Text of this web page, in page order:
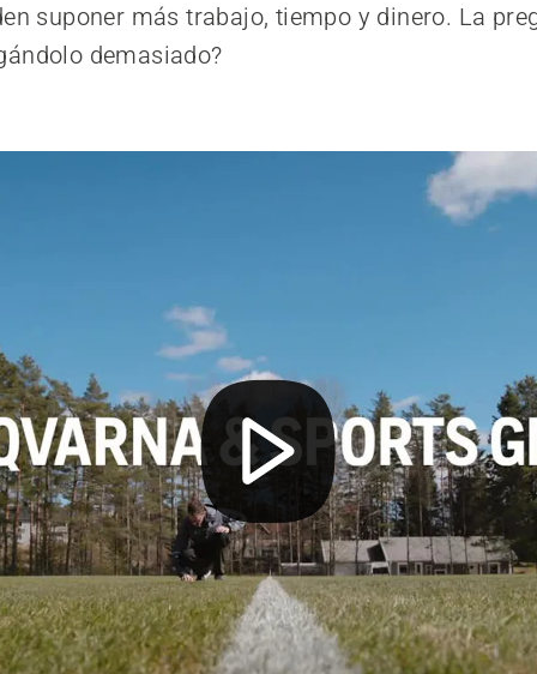
suponer más trabajo, tiempo y dinero. La
demasiado?